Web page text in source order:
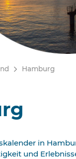
Hamburg
in
und